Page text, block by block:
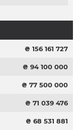
₴ 156 161 727
₴ 94 100 000
₴ 77 500 000
₴ 71 039 476
₴ 68 531 881